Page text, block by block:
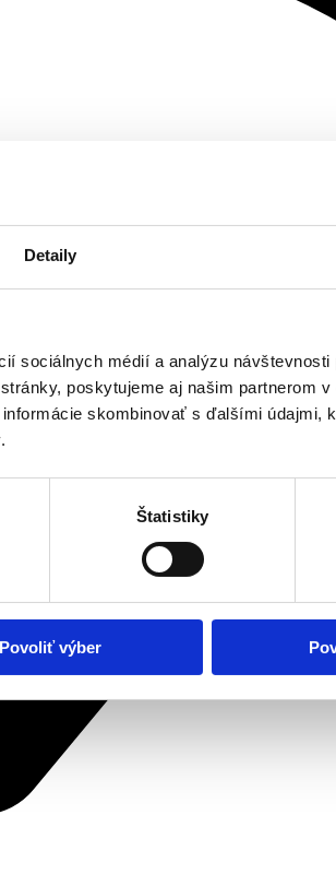
Detaily
sociálnych médií a analýzu
poskytujeme aj našim partnerom
skombinovať s ďalšími údajmi,
Štatistiky
Povoliť výber